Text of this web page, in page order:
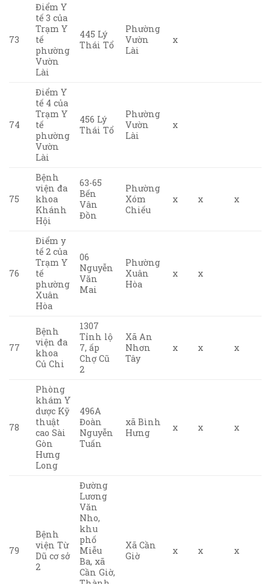
73
Điểm Y
tế 3 của
Trạm Y
tế
phường
Vườn
Lài
445 Lý
Thái Tổ
Phường
Vườn
Lài
x
74
Điểm Y
tế 4 của
Trạm Y
tế
phường
Vườn
Lài
456 Lý
Thái Tổ
Phường
Vườn
Lài
x
75
Bệnh
viện đa
khoa
Khánh
Hội
63-65
Bến
Vân
Đồn
Phường
Xóm
Chiếu
x x x
76
Điểm y
tế 2 của
Trạm Y
tế
phường
Xuân
Hòa
06
Nguyễn
Văn
Mai
Phường
Xuân
Hòa
x x
77
Bệnh
viện đa
khoa
Củ Chi
1307
Tỉnh lộ
7, ấp
Chợ Cũ
2
Xã An
Nhơn
Tây
x x x
78
Phòng
khám Y
dược Kỹ
thuật
cao Sài
Gòn
Hưng
Long
496A
Đoàn
Nguyễn
Tuấn
xã Bình
Hưng
x x x
79
Bệnh
viện Từ
Dũ cơ sở
2
Đường
Lương
Văn
Nho,
khu
phố
Miễu
Ba, xã
Cần Giờ,
Xã Cần
Giờ
x x x